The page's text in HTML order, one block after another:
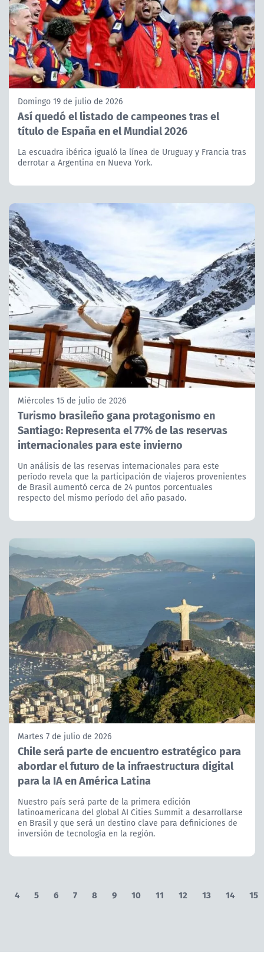
Domingo 19 de julio de 2026
Así quedó el listado de campeones tras el
título de España en el Mundial 2026
La escuadra ibérica igualó la línea de Uruguay y Francia tras
derrotar a Argentina en Nueva York.
Miércoles 15 de julio de 2026
Turismo brasileño gana protagonismo en
Santiago: Representa el 77% de las reservas
internacionales para este invierno
Un análisis de las reservas internacionales para este
período revela que la participación de viajeros provenientes
de Brasil aumentó cerca de 24 puntos porcentuales
respecto del mismo período del año pasado.
Martes 7 de julio de 2026
Chile será parte de encuentro estratégico para
abordar el futuro de la infraestructura digital
para la IA en América Latina
Nuestro país será parte de la primera edición
latinoamericana del global AI Cities Summit a desarrollarse
en Brasil y que será un destino clave para definiciones de
inversión de tecnología en la región.
4 5 6 7 8 9 10 11 12 13 14 15